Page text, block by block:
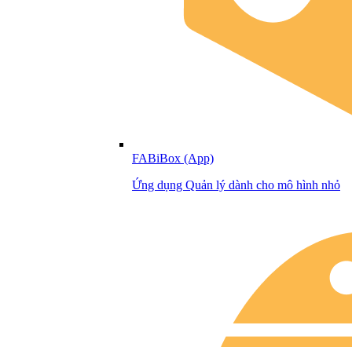
FABiBox (App)
Ứng dụng Quản lý dành cho mô hình nhỏ